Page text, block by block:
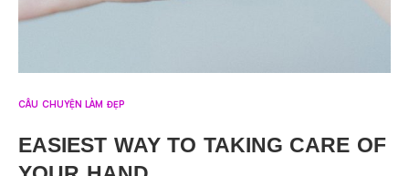
CÂU CHUYỆN LÀM ĐẸP
EASIEST WAY TO TAKING CARE OF